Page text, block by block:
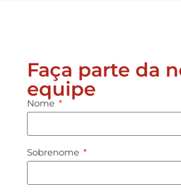
Faça parte da
equipe
Nome
Sobrenome